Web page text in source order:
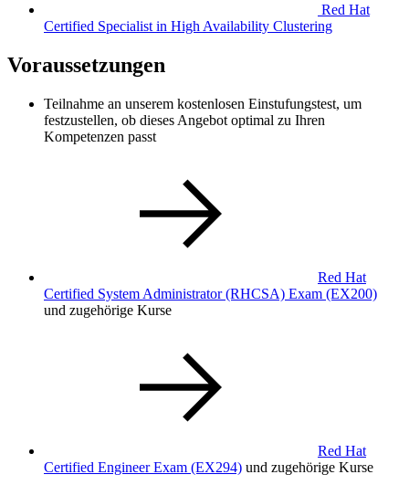
Red Hat
Certified Specialist in High Availability Clustering
Voraussetzungen
Teilnahme an unserem kostenlosen Einstufungstest, um
festzustellen, ob dieses Angebot optimal zu Ihren
Kompetenzen passt
Red Hat
Certified System Administrator (RHCSA) Exam (EX200)
und zugehörige Kurse
Red Hat
Certified Engineer Exam (EX294) und zugehörige Kurse